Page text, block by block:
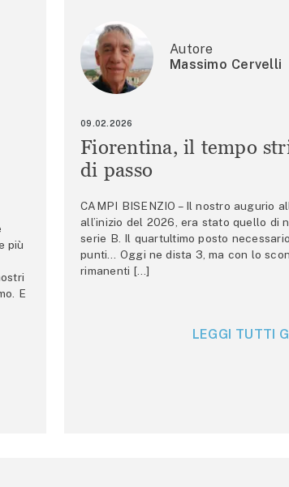
più
E
Autore
Massimo Cervelli
09.02.2026
Fiorentina, il tempo
di passo
CAMPI BISENZIO – Il nostro augurio
all’inizio del 2026, era stato quello di
serie B. Il quartultimo posto
punti… Oggi ne dista 3, ma con lo
rimanenti […]
LEGGI TUTTI